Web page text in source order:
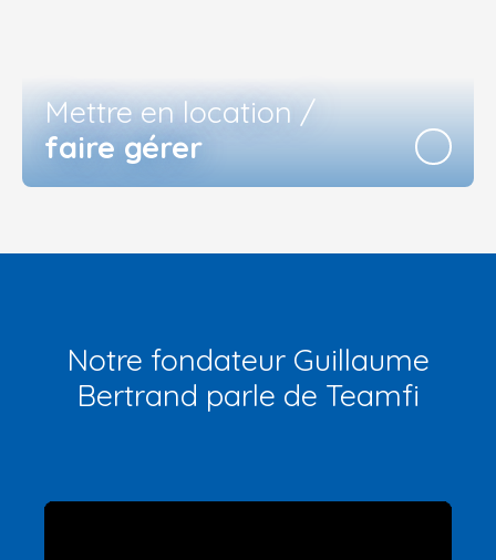
Mettre en location /
faire gérer
Notre fondateur Guillaume
Bertrand parle de Teamfi